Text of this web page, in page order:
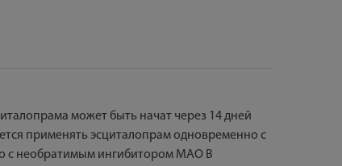
может быть начат через 14 дней
применять эсциталопрам одновременно с
с необратимым ингибитором МАО В